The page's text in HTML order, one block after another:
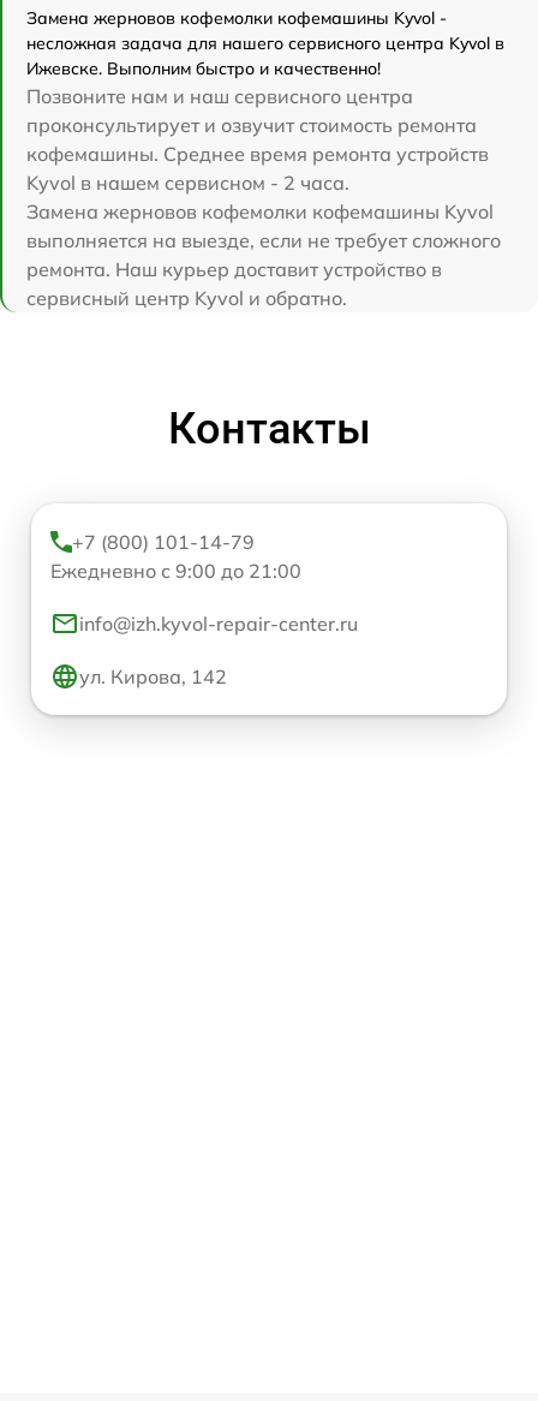
Замена жерновов кофемолки кофемашины Kyvol -
несложная задача для нашего сервисного центра Kyvol в
Ижевске. Выполним быстро и качественно!
Позвоните нам и наш сервисного центра
проконсультирует и озвучит стоимость ремонта
кофемашины. Среднее время ремонта устройств
Kyvol в нашем сервисном - 2 часа.
Замена жерновов кофемолки кофемашины Kyvol
выполняется на выезде, если не требует сложного
ремонта. Наш курьер доставит устройство в
сервисный центр Kyvol и обратно.
Контакты
+7 (800) 101-14-79
Ежедневно с 9:00 до 21:00
info@izh.kyvol-repair-center.ru
ул. Кирова, 142